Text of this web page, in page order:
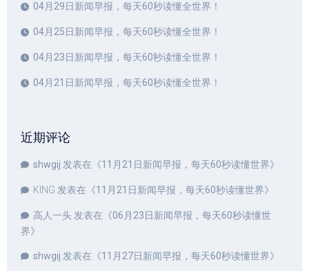
04月29日新闻早报，每天60秒读懂全世界！
04月25日新闻早报，每天60秒读懂全世界！
04月23日新闻早报，每天60秒读懂全世界！
04月21日新闻早报，每天60秒读懂全世界！
近期评论
shwgij 发表在《11月21日新闻早报，每天60秒读懂世界》
KING 发表在《11月21日新闻早报，每天60秒读懂世界》
高人一头发表在《06月23日新闻早报，每天60秒读懂世
界》
shwgij 发表在《11月27日新闻早报，每天60秒读懂世界》